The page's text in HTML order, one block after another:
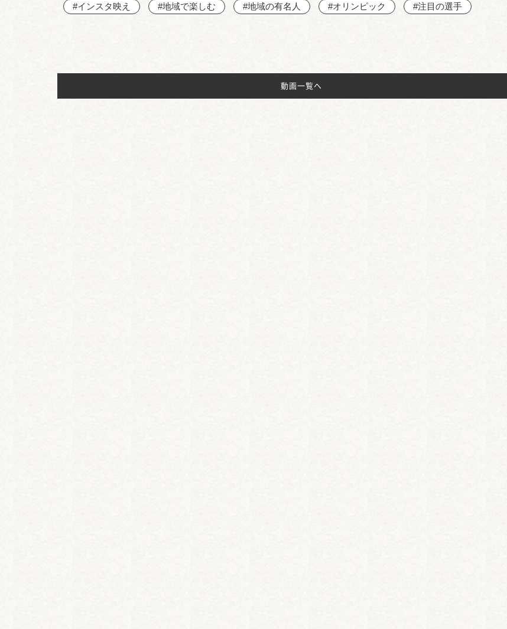
#インスタ映え #地域で楽しむ #地域の有名人 #オリンピック #注目の選手
動画一覧へ